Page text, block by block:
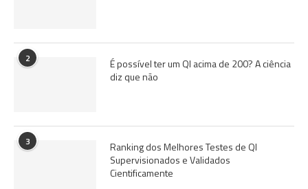
2
É possível ter um QI acima de 200? A ciência
diz que não
3
Ranking dos Melhores Testes de QI
Supervisionados e Validados
Cientificamente